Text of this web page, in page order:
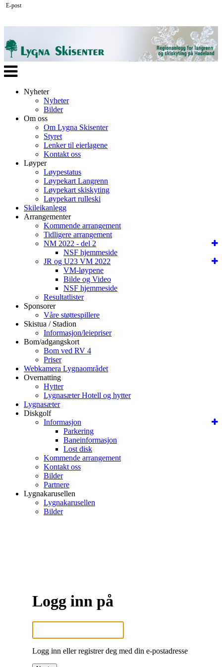
Veksle
navigasjon
Nyheter
Nyheter
Bilder
Om oss
Om Lygna Skisenter
Styret
Lenker til eierlagene
Kontakt oss
Løyper
Løypestatus
Løypekart Langrenn
Løypekart skiskyting
Løypekart rulleski
Skileikanlegg
Arrangementer
Kommende arrangement
Tidligere arrangement
NM 2022 - del 2
NSF hjemmeside
JR og U23 VM 2022
VM-løypene
Bilde og Video
NSF hjemmeside
Resultatlister
Sponsorer
Våre støttespillere
Skistua / Stadion
Informasjon/leiepriser
Bom/adgangskort
Bom ved RV 4
Priser
Webkamera Lygnaområdet
Overnatting
Hytter
Lygnasæter Hotell og hytter
Lygnasæter
Diskgolf
Informasjon
Parkering
Baneinformasjon
Lost disk
Kommende arrangement
Kontakt oss
Bilder
Partnere
Lygnakarusellen
Lygnakarusellen
Bilder
Logg inn på
E-post
Logg inn eller registrer deg med din e-postadresse